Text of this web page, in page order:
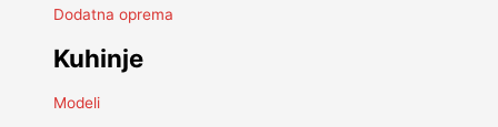
Dodatna oprema
Kuhinje
Modeli